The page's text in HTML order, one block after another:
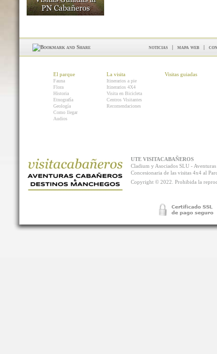
noticias | mapa web |
El parque
Fauna
Flora
Historia
Etnografía
Geología
Como llegar
Audios
La visita
Itinerarios a pie
Itinerarios 4X4
Visita en Bicicleta
Centros Visitantes
Recomendaciones
Visitas guiadas
UTE VISITACABAÑEROS
Cladium y Asociados SLU -
Concesionaria de las visitas 4x4 al
Copyright © 2022. Prohibida la